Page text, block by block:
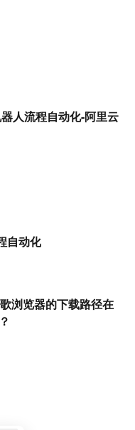
人流程自动化-阿里云
自动化
浏览器的下载路径在